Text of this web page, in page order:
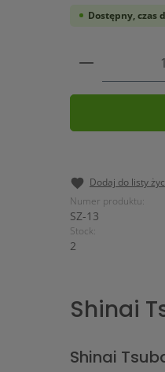
Dostępny, czas
Ilość
Dodaj do listy
Numer produktu:
SZ-13
Stock:
2
Shinai
Shinai